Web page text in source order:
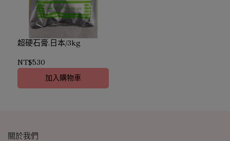
超硬石膏.日本/3kg
NT$530
加入購物車
關於我們